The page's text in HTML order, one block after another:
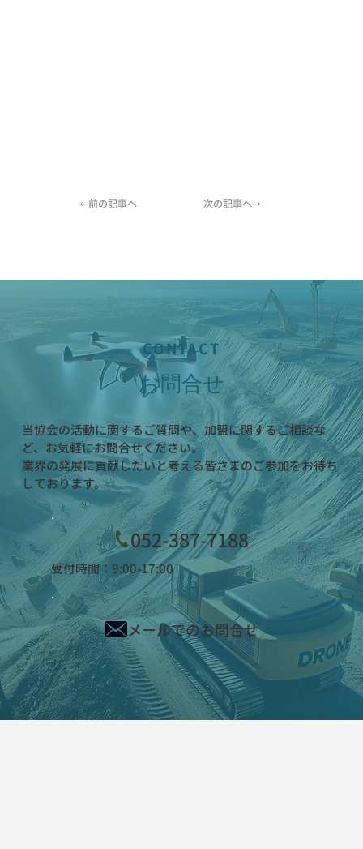
←前の記事へ 次の記事へ→
CONTACT
お問合せ
当協会の活動に関するご質問や、加盟に関するご相談な
ど、お気軽にお問合せください。
業界の発展に貢献したいと考える皆さまのご参加をお待ち
しております。
052-387-7188
受付時間：9:00-17:00
メールでのお問合せ